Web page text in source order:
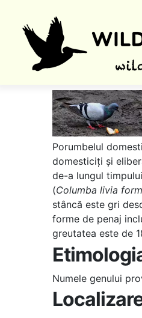
Porumbelul
domesticiți și
de-a lungul
(Columba livia
stâncă este gri
forme de penaj
greutatea este de
Numele genului